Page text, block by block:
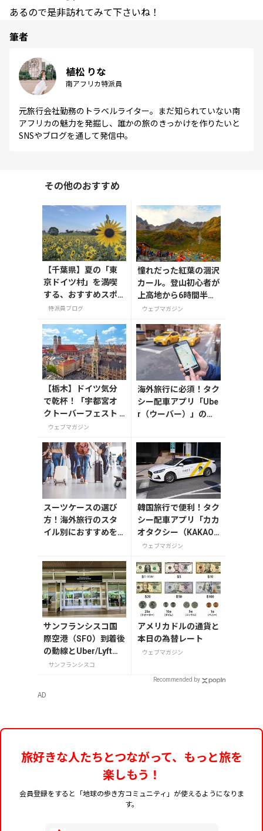
あるので是非訪れてみて下さいね！
筆者
植松 りな
南アフリカ特派員
元旅行会社勤務のトラベルライター。まだ知られていない南
アフリカの魅力を発掘し、誰かの旅のきっかけを作りたいと
SNSやブログを通して発信中。
その他のおすすめ
【千葉県】夏の「東
京ドイツ村」を満喫
する、おすすめスポ
ット3選
特派員ブログ
憧れだった紅葉の涸沢
カール。登山初心者が
上高地から6時間半の
登山でたどり着いた美
ウェブマガジン
【栃木】ドイツ気分
で乾杯！「宇都宮オ
クトーバーフェスト L
ight 2026」が8月7日
ウェブマガジン
海外旅行に必須！タク
シー配車アプリ「Ube
r（ウーバー）」の登
スーツケースの選び
方！海外旅行のスタ
イル別におすすめを
韓国旅行で便利！タク
シー配車アプリ「カカ
オタクシー（KAKAO
T）」の登録・利用方
ウェブマガジン
サンフランシスコ国
際空港（SFO）到着後
の動線とUber/Lyft乗
り場ガイド【2025年
サンフランシスコ
アメリカドルの通貨と
本日の為替レート
ウェブマガジン
Recommended by
AD
旅好きな人たちとつながって、もっと旅を
楽しもう！
会員登録をすると「地球の歩き方コミュニティ」が使えるようになりま
す。